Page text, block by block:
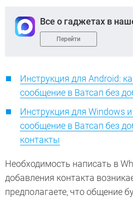
Все о гаджетах в
Перейти
Инструкция для Android:
сообщение в Ватсап без
Инструкция для Windows
сообщение в Ватсап без
контакты
Необходимость написать в
добавления контакта
предполагаете, что общение